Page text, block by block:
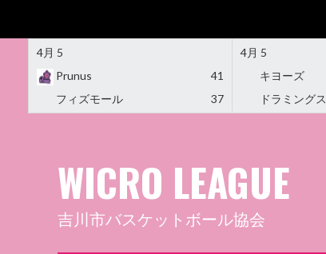
4月 5
Prunus
41
フィズモール
37
4月 5
キヨーズ
ドラミングス
WICRO LEAGUE
吉川市バスケットボール協会